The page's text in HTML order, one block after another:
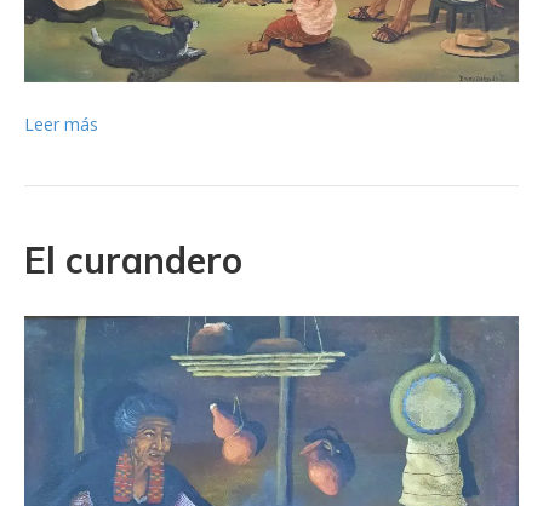
Leer más
El curandero